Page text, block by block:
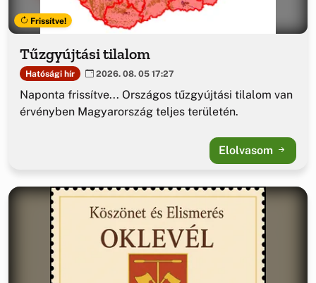
Frissítve!
Tűzgyújtási tilalom
Hatósági hír 2026. 08. 05 17:27
Naponta frissítve... Országos tűzgyújtási tilalom van
érvényben Magyarország teljes területén.
Elolvasom